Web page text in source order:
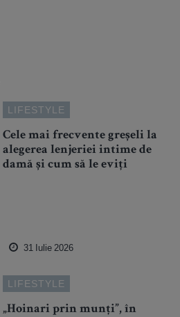
LIFESTYLE
Cele mai frecvente greșeli la
alegerea lenjeriei intime de
damă și cum să le eviți
31 Iulie 2026
LIFESTYLE
„Hoinari prin munți”, în